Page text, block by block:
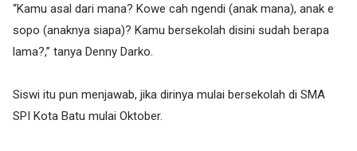
“Kamu asal dari mana? Kowe cah ngendi (anak mana), anak e
sopo (anaknya siapa)? Kamu bersekolah disini sudah berapa
lama?,” tanya Denny Darko.
Siswi itu pun menjawab, jika dirinya mulai bersekolah di SMA
SPI Kota Batu mulai Oktober.